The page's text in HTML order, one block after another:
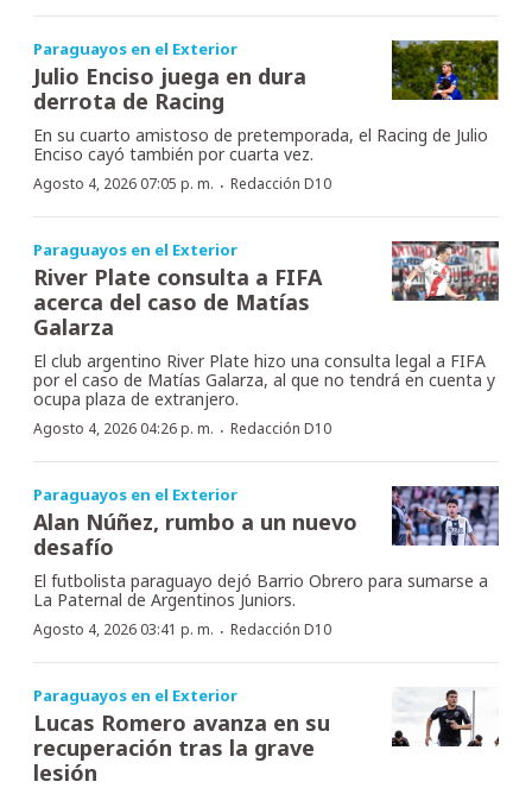
Paraguayos en el Exterior
Julio Enciso juega en dura
derrota de Racing
En su cuarto amistoso de pretemporada, el Racing de Julio
Enciso cayó también por cuarta vez.
Agosto 4, 2026 07:05 p. m. · Redacción D10
Paraguayos en el Exterior
River Plate consulta a FIFA
acerca del caso de Matías
Galarza
El club argentino River Plate hizo una consulta legal a FIFA
por el caso de Matías Galarza, al que no tendrá en cuenta y
ocupa plaza de extranjero.
Agosto 4, 2026 04:26 p. m. · Redacción D10
Paraguayos en el Exterior
Alan Núñez, rumbo a un nuevo
desafío
El futbolista paraguayo dejó Barrio Obrero para sumarse a
La Paternal de Argentinos Juniors.
Agosto 4, 2026 03:41 p. m. · Redacción D10
Paraguayos en el Exterior
Lucas Romero avanza en su
recuperación tras la grave
lesión